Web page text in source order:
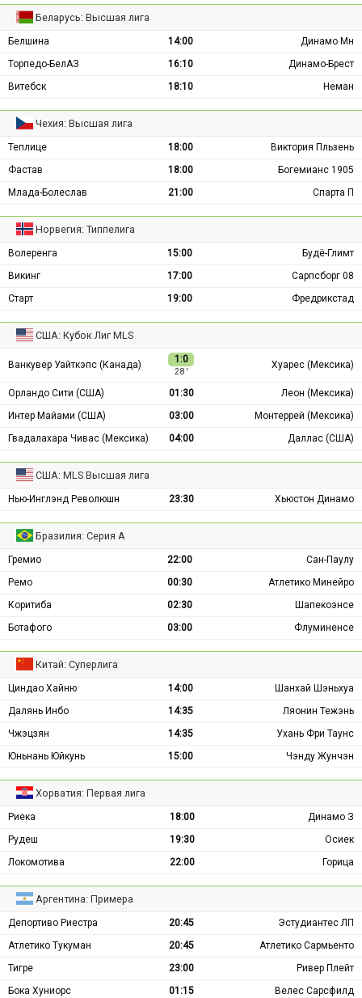
Беларусь: Высшая лига
Белшина 14:00
Динамо Мн
Торпедо-БелАЗ
16:10
Динамо-Брест
Витебск
18:10 Неман
Чехия: Высшая лига
Теплице 18:00
Виктория Пльзень
Фастав
18:00
Богемианс 1905
Млада-Болеслав
21:00 Спарта П
Норвегия: Типпелига
Волеренга 15:00
Будё-Глимт
Викинг
17:00
Сарпсборг 08
Старт
19:00 Фредрикстад
США: Кубок Лиг MLS
Ванкувер Уайткэпс (Канада) 1:0
28 ′
Хуарес (Мексика)
Орландо Сити (США) 01:30
Леон (Мексика)
Интер Майами (США)
03:00
Монтеррей (Мексика)
Гвадалахара Чивас (Мексика)
04:00 Даллас (США)
США: MLS Высшая лига
Нью-Инглэнд Революшн 23:30 Хьюстон Динамо
Бразилия: Серия А
Гремио 22:00
Сан-Паулу
Ремо
00:30
Атлетико Минейро
Коритиба
02:30
Шапекоэнсе
Ботафого
03:00 Флуминенсе
Китай: Суперлига
Циндао Хайню 14:00
Шанхай Шэньхуа
Далянь Инбо
14:35
Ляонин Тежэнь
Чжэцзян
14:35
Ухань Фри Таунс
Юньнань Юйкунь
15:00 Чэнду Жунчэн
Хорватия: Первая лига
Риека 18:00
Динамо З
Рудеш
19:30
Осиек
Локомотива
22:00 Горица
Аргентина: Примера
Депортиво Риестра 20:45
Эстудиантес ЛП
Атлетико Тукуман
20:45
Атлетико Сармьенто
Тигре
23:00
Ривер Плейт
Бока Хуниорс
01:15
Велес Сарсфилд